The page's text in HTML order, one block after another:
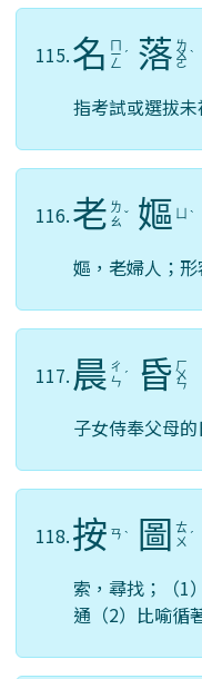
115.名 ㄇ
ㄧ
ㄥ
ˊ 落 ㄌ
ㄨ
ㄛ
ˋ
指考試或選拔未
116.老 ㄌ
ㄠ ˇ 嫗 ˋ
嫗，老婦人；
117. 晨 ㄔ
ㄣ ˊ 昏 ㄏ
ㄨ
ㄣ
子女侍奉父母的
118.按 ㄢ ˋ 圖
ㄊ
ㄨ ˊ
索，尋找；（1
通（2）比喻循